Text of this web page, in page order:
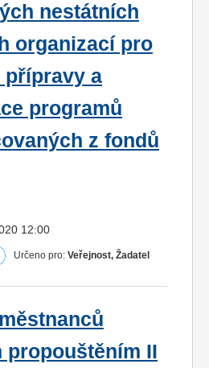
nestátních
organizací pro
přípravy a
programů
z fondů
12:00
Určeno pro: Veřejnost, Žadatel
propouštěním II